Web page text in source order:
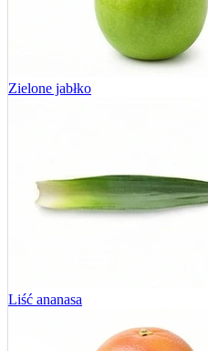
Zielone jabłko
Liść ananasa